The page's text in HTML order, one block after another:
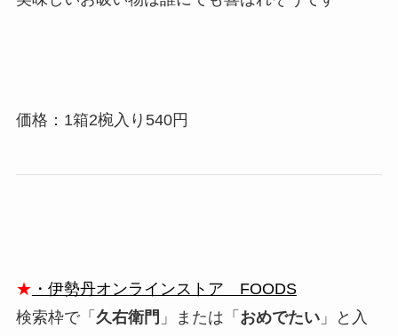
価格：1箱2椀入り540円
★ ・伊勢丹オンラインストア FOODS
検索枠で「 久右衛門 」または「 おめでたい」と入